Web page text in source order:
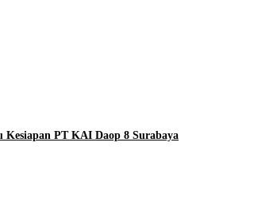
PT KAI Daop 8 Surabaya